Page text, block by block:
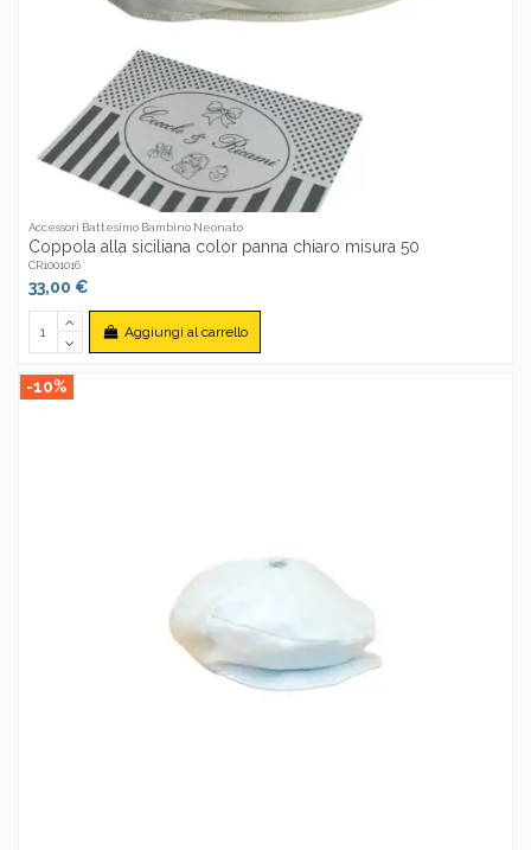
Accessori Battesimo Bambino Neonato
Coppola alla siciliana color panna chiaro misura 50
CR1001016
33,00 €
Aggiungi al carrello
-10%